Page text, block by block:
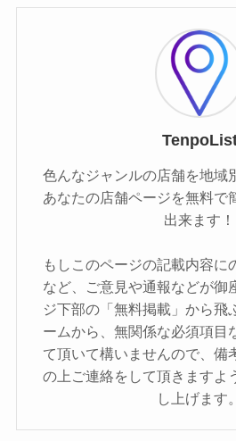
色んなジャンルの店舗を地域
あなたの店舗ページを無料で
出来ます！
もしこのページの記載内容に
など、ご意見や通報などが御
ジ下部の「無料掲載」から飛
ームから、無関係な必須項目
て頂いて構いませんので、備
の上ご連絡をして頂きますよ
し上げます。